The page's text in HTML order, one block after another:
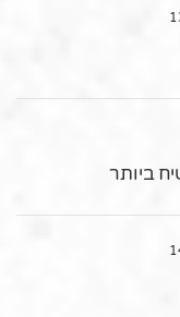
ביותר